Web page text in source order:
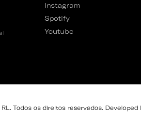
Instagram
Spotify
Youtube
Todos os direitos reservados. Developed